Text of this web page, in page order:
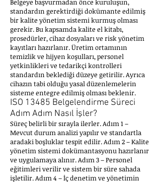
Belgeye başvurmadan önce kuruluşun,
standardın gerektirdiği dokümante edilmiş
bir kalite yönetim sistemi kurmuş olması
gerekir. Bu kapsamda kalite el kitabı,
prosedürler, cihaz dosyaları ve risk yönetim
kayıtları hazırlanır. Üretim ortamının
temizlik ve hijyen koşulları, personel
yetkinlikleri ve tedarikçi kontrolleri
standardın beklediği düzeye getirilir. Ayrıca
cihazın tabi olduğu yasal düzenlemelerin
sisteme entegre edilmiş olması beklenir.
ISO 13485 Belgelendirme Süreci
Adım Adım Nasıl İşler?
Süreç belirli bir sırayla ilerler. Adım 1 –
Mevcut durum analizi yapılır ve standartla
aradaki boşluklar tespit edilir. Adım 2 – Kalite
yönetim sistemi dokümantasyonu hazırlanır
ve uygulamaya alınır. Adım 3 – Personel
eğitimleri verilir ve sistem bir süre sahada
işletilir. Adım 4 – İç denetim ve yönetimin